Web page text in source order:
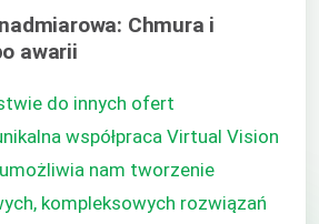
Chmura i
awarii
do innych ofert
współpraca Virtual Vision
nam tworzenie
kompleksowych rozwiązań